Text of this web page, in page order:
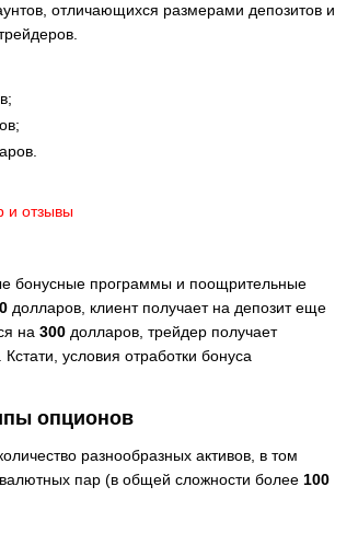
отличающихся размерами депозитов и
бонусные программы и поощрительные
долларов, клиент получает на депозит еще
на 300 долларов, трейдер получает
условия отработки бонуса
опционов
разнообразных активов, в том
пар (в общей сложности более 100